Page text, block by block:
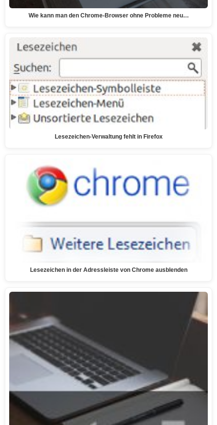
Wie kann man den Chrome-Browser ohne Probleme neu…
Lesezeichen-Verwaltung fehlt in Firefox
Lesezeichen in der Adressleiste von Chrome ausblenden